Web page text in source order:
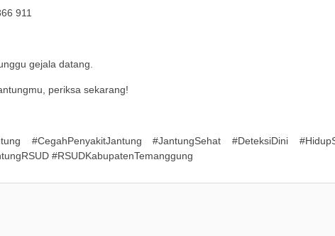
911
gejala datang.
periksa sekarang!
#CegahPenyakitJantung #JantungSehat #DeteksiDini
#RSUDKabupatenTemanggung